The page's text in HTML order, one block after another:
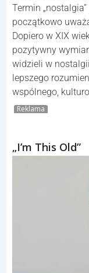
Termin
początkowo
Dopiero w XIX
pozytywny
widzieli w
lepszego
wspólnego,
Reklama
„I’m This Old”